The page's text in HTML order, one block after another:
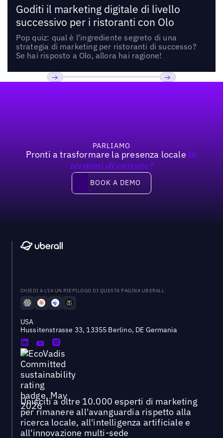
Goditi il marketing digitale di livello
successivo per i ristoranti con Olo
Pop quiz: qual è l'ingrediente segreto di una
strategia di marketing per ristoranti di successo?
Se hai risposto a Olo, allora hai ragione!
PARLIAMO
Pronti a trasformare la presenza locale In
termini di entrate?
Book a demo
BOOK A DEMO
CHIEDI A L'IA UN RIEPILOGO DI QUESTA PAGINA UBERALL
USA
Hussitenstrasse 33, 13355 Berlino, DE Germania
Unisciti a oltre 10.000 esperti di marketing
per rimanere all'avanguardia rispetto alla
ricerca locale, all'intelligenza artificiale e
all'innovazione multi-sede